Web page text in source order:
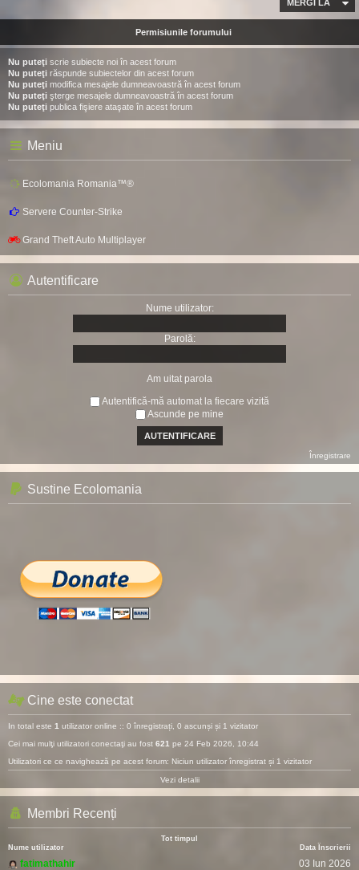
MERGI LA
Permisiunile forumului
Nu puteţi scrie subiecte noi în acest forum
Nu puteţi răspunde subiectelor din acest forum
Nu puteţi modifica mesajele dumneavoastră în acest forum
Nu puteţi şterge mesajele dumneavoastră în acest forum
Nu puteţi publica fişiere ataşate în acest forum
Meniu
Ecolomania Romania™®
Servere Counter-Strike
Grand Theft Auto Multiplayer
Autentificare
Nume utilizator:
Parolă:
Am uitat parola
Autentifică-mă automat la fiecare vizită
Ascunde pe mine
Înregistrare
Sustine Ecolomania
Cine este conectat
In total este 1 utilizator online :: 0 înregistrați, 0 ascunși și 1 vizitator
Cei mai mulţi utilizatori conectaţi au fost 621 pe 24 Feb 2026, 10:44
Utilizatori ce ce navighează pe acest forum: Niciun utilizator înregistrat și 1 vizitator
Vezi detalii
Membri Recenți
Tot timpul
Nume utilizator
Data Înscrierii
fatimathahir
03 Iun 2026